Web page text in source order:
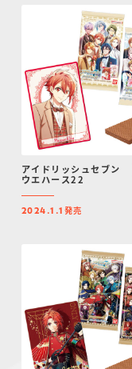
アイドリッシュセブン
ウエハース22
2024.1.1 発売